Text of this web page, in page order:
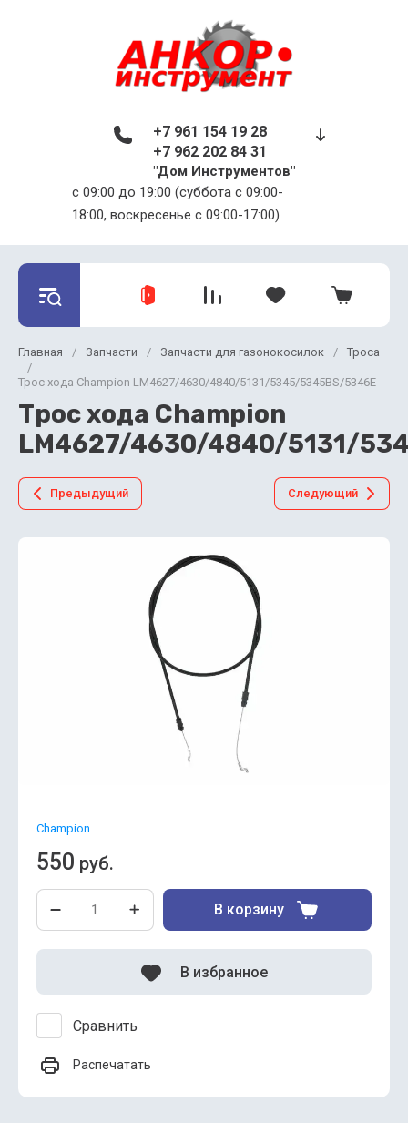
c 09:00 до 19:00 (суббота с 09:00-
18:00, воскресенье с 09:00-17:00)
+7 961 154 19 28
+7 962 202 84 31
"Дом Инструментов"
Главная / Запчасти / Запчасти для газонокосилок /
Троса
/
Трос хода Champion LM4627/4630/4840/5131/5345/5345BS/5346E
Трос хода Champion
LM4627/4630/4840/5131/
Предыдущий Следующий
Champion
550 руб.
В корзину
Сравнить
В избранное
Распечатать